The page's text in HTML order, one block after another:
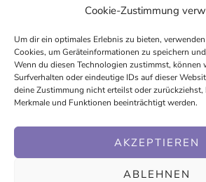
Cookie-Zustimmung
Um dir ein optimales Erlebnis zu bieten,
Cookies, um Geräteinformationen zu speichern
Wenn du diesen Technologien zustimmst, können
Surfverhalten oder eindeutige IDs auf dieser
deine Zustimmung nicht erteilst oder
Merkmale und Funktionen beeinträchtigt werden.
AKZEPTIEREN
ABLEHNEN
Lavendelrosmarin Creme
Lavendelsirup
Lavendelstrauß
Lavendeltiere
lavendel und rosen
Magnet-Duftsackerl
Naturheilmittel
Speiselavendel